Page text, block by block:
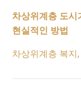
차상위계층 도
현실적인 방법
차상위계층 복지